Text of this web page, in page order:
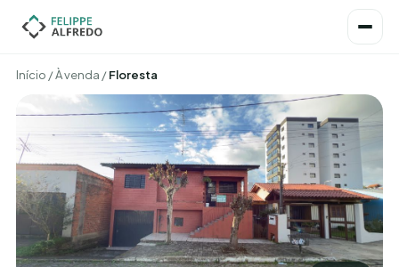
Início /À venda /Floresta